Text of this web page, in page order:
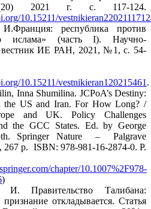
г. c. 117-124.
10.15211/
республика против
ислама» (часть I). Научно-
вестник ИЕ РАН, 2021, №1, с. 54-
10.15211/vestnikieran120215461 .
Inna Shumilina. JCPoA’s Destiny:
the US and Iran. For How Long? /
and UK. Policy Challenges
the GCC States. Ed. by George
Springer Nature – Palgrave
267 p. ISBN: 978-981-16-2874-0. P.
chapter/10.1007%2F978-
)
Правительство Талибана:
откладывается. Статья